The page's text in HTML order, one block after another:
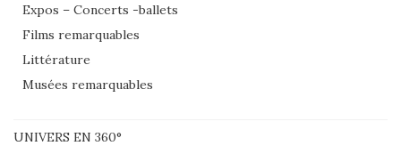
Expos – Concerts -ballets
Films remarquables
Littérature
Musées remarquables
UNIVERS EN 360°